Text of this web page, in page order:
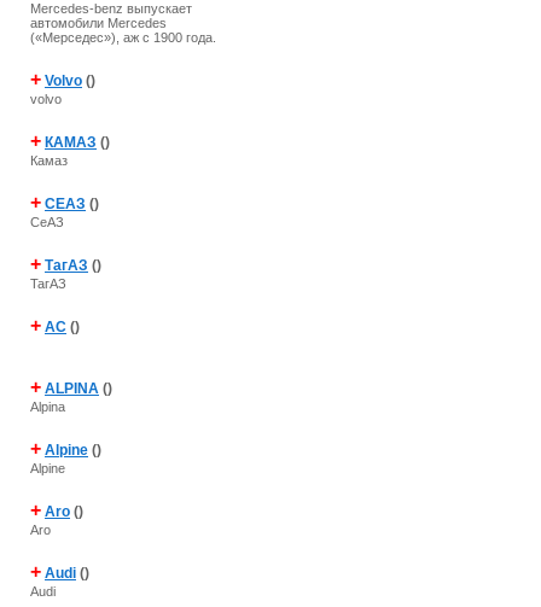
Mercedes-benz выпускает
автомобили Mercedes
(«Мерседес»), аж с 1900 года.
+ Volvo ()
volvo
+ КАМАЗ ()
Камаз
+ СЕАЗ ()
СеАЗ
+ ТагАЗ ()
ТагАЗ
+ AC ()
+ ALPINA ()
Alpina
+ Alpine ()
Alpine
+ Aro ()
Aro
+ Audi ()
Audi